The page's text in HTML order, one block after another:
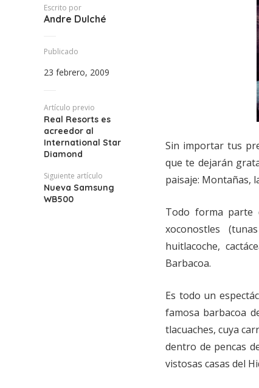
Escrito por
Andre Dulché
Publicado
23 febrero, 2009
Artículo previo
Real Resorts es
acreedor al
International Star
Diamond
Siguiente artículo
Nueva Samsung
WB500
Sin importar tus
que te dejarán
paisaje: Montañas,
Todo forma parte
xoconostles
huitlacoche,
Barbacoa.
Es todo un
famosa barbacoa
tlacuaches, cuya
dentro de pencas
vistosas casas del